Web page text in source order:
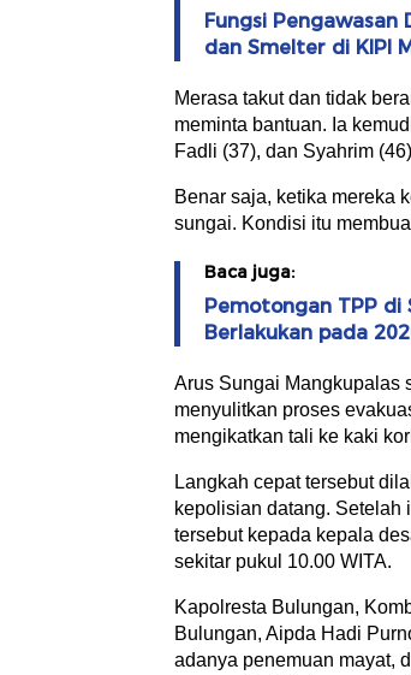
Fungsi Pengawasan
dan Smelter di KIPI
Merasa takut dan tidak
meminta bantuan. Ia
Fadli (37), dan Syahrim
Benar saja, ketika mereka
sungai. Kondisi itu
Baca juga:
Pemotongan TPP di
Berlakukan pada
Arus Sungai Mangkupalas
menyulitkan proses
mengikatkan tali ke kaki
Langkah cepat tersebut
kepolisian datang. Setelah
tersebut kepada kepala
sekitar pukul 10.00 WITA.
Kapolresta Bulungan,
Bulungan, Aipda Hadi
adanya penemuan mayat,